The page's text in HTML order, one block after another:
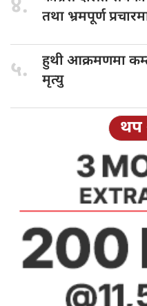
४.
तथा भ्रमपूर्ण
५. हुथी आक्रमणमा
मृत्यु
थप